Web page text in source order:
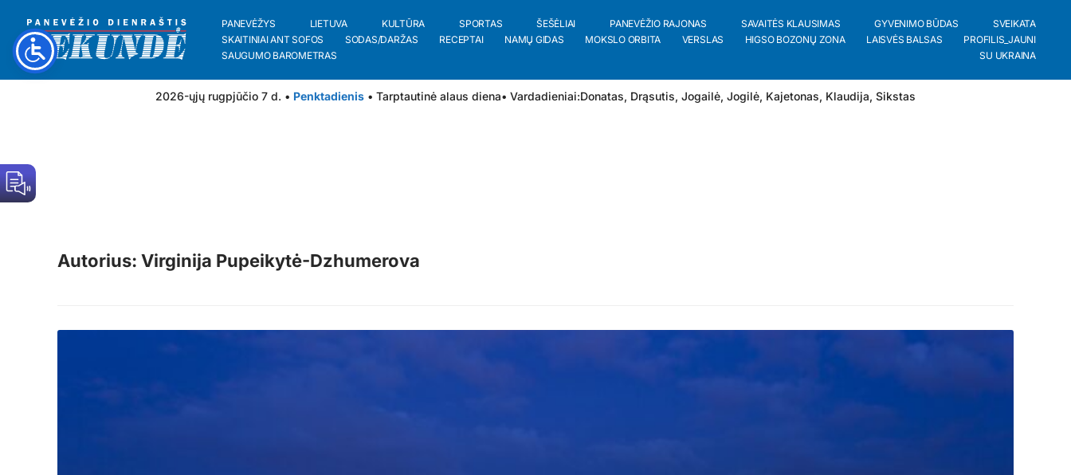
PANEVĖŽYS LIETUVA KULTŪRA SPORTAS ŠEŠĖLIAI PANEVĖŽIO RAJONAS SAVAITĖS KLAUSIMAS GYVENIMO BŪDAS
SVEIKATA
SKAITINIAI ANT SOFOS
SODAS/DARŽAS RECEPTAI NAMŲ GIDAS MOKSLO ORBITA VERSLAS HIGSO BOZONŲ ZONA LAISVĖS BALSAS
PROFILIS_JAUNI
SAUGUMO BAROMETRAS
SU UKRAINA
2026-ųjų rugpjūčio 7 d. • Penktadienis • Tarptautinė alaus diena• Vardadieniai:Donatas, Drąsutis, Jogailė, Jogilė, Kajetonas, Klaudija, Sikstas
Autorius: Virginija Pupeikytė-Dzhumerova